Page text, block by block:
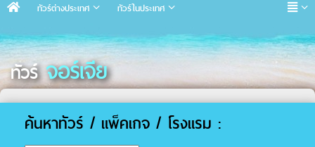
ทัวร์ต่างประเทศ ทัวร์ในประเทศ
ทัวร์ จอร์เจีย
ค้นหาทัวร์ / แพ็คเกจ / โรงแรม :